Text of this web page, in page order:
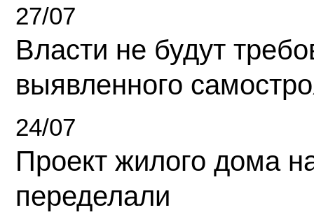
27/07
Власти не будут
выявленного
24/07
Проект жилого дома
переделали